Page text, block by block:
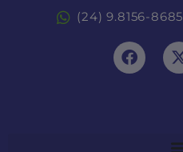
(24) 9.8156-8685